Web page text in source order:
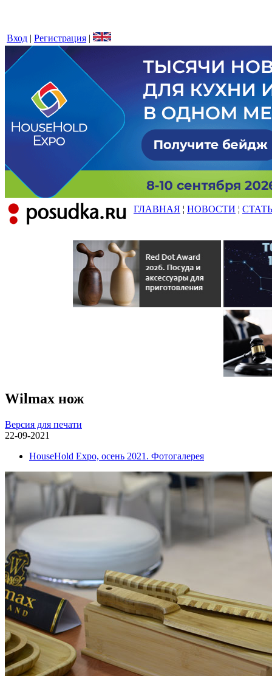
Вход | Регистрация |
ГЛАВНАЯ ¦ НОВОСТИ ¦
Wilmaх нож
Версия для печати
22-09-2021
HouseHold Expo, осень 2021. Фотогалерея